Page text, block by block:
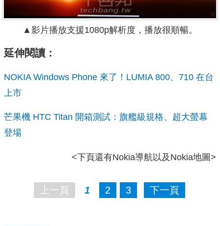
▲影片播放支援1080p解析度，播放很順暢。
延伸閱讀：
NOKIA Windows Phone 來了！LUMIA 800、710 在台
上市
芒果機 HTC Titan 開箱測試：旗艦級規格、超大螢幕
登場
<下頁還有Nokia導航以及Nokia地圖>
上一頁 1 2 3 下一頁